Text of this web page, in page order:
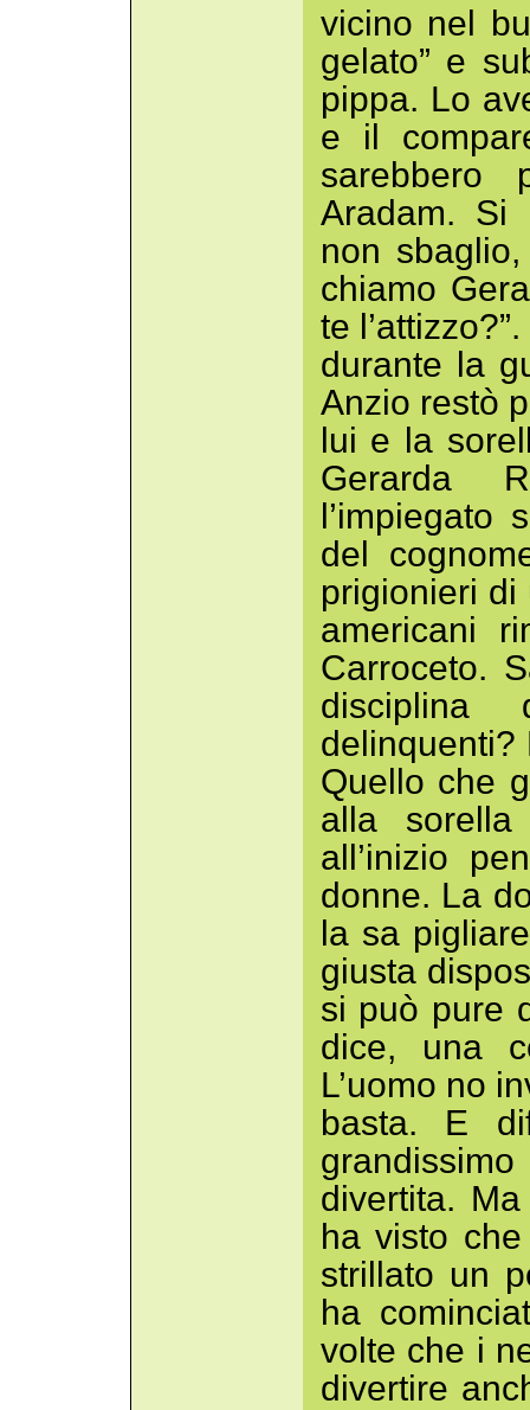
vicino nel
gelato” e
pippa. Lo
e il
sarebbero
Aradam. Si
non
chiamo
te
durante la
Anzio restò
lui e la
Gerarda
del
prigionieri
americani
Carroceto.
delinquenti?
Quello che
alla
all’inizio
donne. La
la sa
giusta
si può pure
dice, una
L’uomo no
basta. E
divertita.
ha visto
strillato un
ha
volte che i
divertire